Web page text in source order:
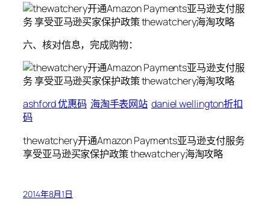
六、核对信息，完成购物：
ashford 优惠码 海淘手表网站 daniel wellington折扣
码
thewatchery开通Amazon Payments亚马逊支付服务
享受亚马逊买家保护政策 thewatchery海淘攻略
2014年8月1日